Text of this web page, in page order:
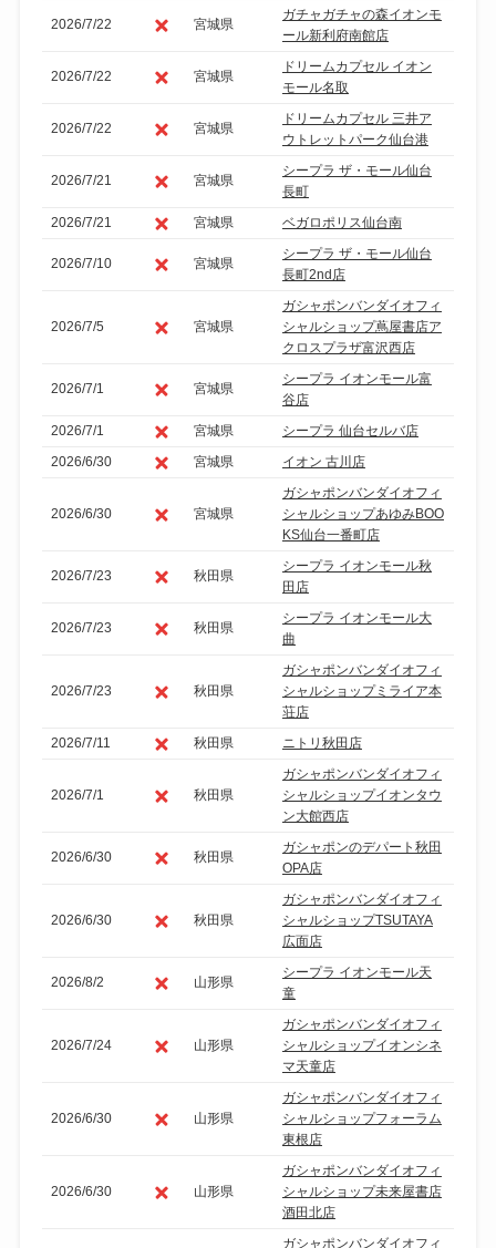
2026/7/22 宮城県
ガチャガチャの森イオンモ
ール新利府南館店
2026/7/22 宮城県
ドリームカプセル イオン
モール名取
2026/7/22 宮城県
ドリームカプセル 三井ア
ウトレットパーク仙台港
2026/7/21 宮城県
シープラ ザ・モール仙台
長町
2026/7/21
宮城県 ベガロポリス仙台南
2026/7/10 宮城県
シープラ ザ・モール仙台
長町2nd店
2026/7/5 宮城県
ガシャポンバンダイオフィ
シャルショップ蔦屋書店ア
クロスプラザ富沢西店
2026/7/1 宮城県
シープラ イオンモール富
谷店
2026/7/1
宮城県
シープラ 仙台セルバ店
2026/6/30
宮城県 イオン 古川店
2026/6/30 宮城県
ガシャポンバンダイオフィ
シャルショップあゆみBOO
KS仙台一番町店
2026/7/23 秋田県
シープラ イオンモール秋
田店
2026/7/23 秋田県
シープラ イオンモール大
曲
2026/7/23 秋田県
ガシャポンバンダイオフィ
シャルショップミライア本
荘店
2026/7/11
秋田県 ニトリ秋田店
2026/7/1 秋田県
ガシャポンバンダイオフィ
シャルショップイオンタウ
ン大館西店
2026/6/30 秋田県
ガシャポンのデパート秋田
OPA店
2026/6/30 秋田県
ガシャポンバンダイオフィ
シャルショップTSUTAYA
広面店
2026/8/2 山形県
シープラ イオンモール天
童
2026/7/24 山形県
ガシャポンバンダイオフィ
シャルショップイオンシネ
マ天童店
2026/6/30 山形県
ガシャポンバンダイオフィ
シャルショップフォーラム
東根店
2026/6/30 山形県
ガシャポンバンダイオフィ
シャルショップ未来屋書店
酒田北店
ガシャポンバンダイオフィ